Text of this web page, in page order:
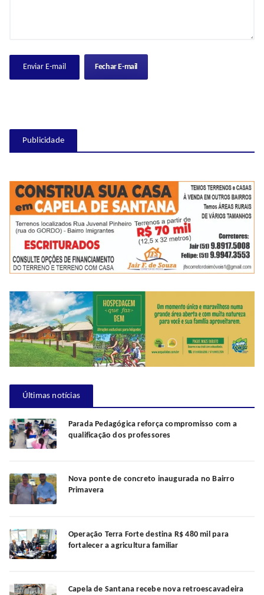
Fechar E-mail
Publicidade
Últimas notícias
Parada Pedagógica reforça compromisso com a
qualificação dos professores
Nova ponte de concreto inaugurada no Bairro
Primavera
Operação Terra Forte destina R$ 480 mil para
fortalecer a agricultura familiar
Capela de Santana recebe nova retroescavadeira